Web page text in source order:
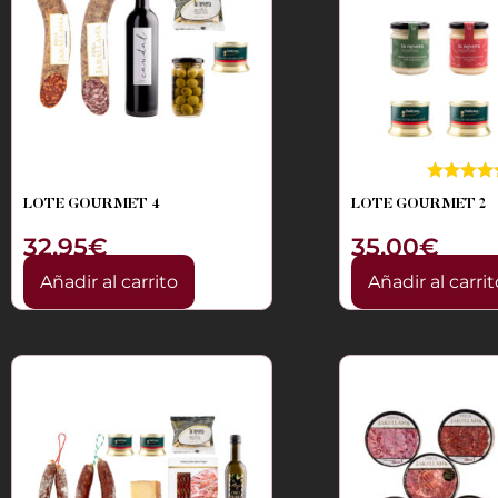
LOTE GOURMET 4
32,95€
Añadir al carrito
LOTE GOURMET 2
35,00€
Añadir al